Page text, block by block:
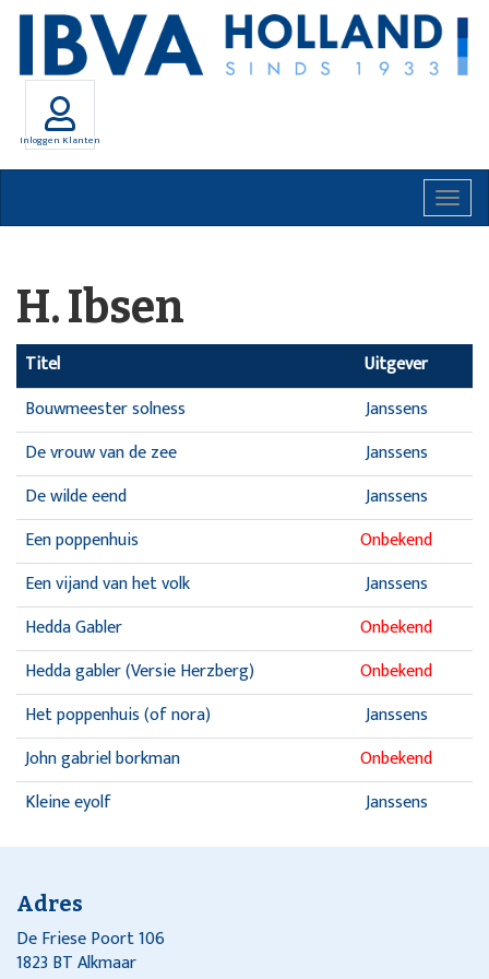
Inloggen Klanten
H. Ibsen
Titel
Uitgever
Bouwmeester solness
Janssens
De vrouw van de zee
Janssens
De wilde eend
Janssens
Een poppenhuis
Onbekend
Een vijand van het volk
Janssens
Hedda Gabler
Onbekend
Hedda gabler (Versie Herzberg)
Onbekend
Het poppenhuis (of nora)
Janssens
John gabriel borkman
Onbekend
Kleine eyolf
Janssens
Kleine Eyolf
Eigen beheer
Nora
Nora
Adres
De Friese Poort 106
1823 BT Alkmaar